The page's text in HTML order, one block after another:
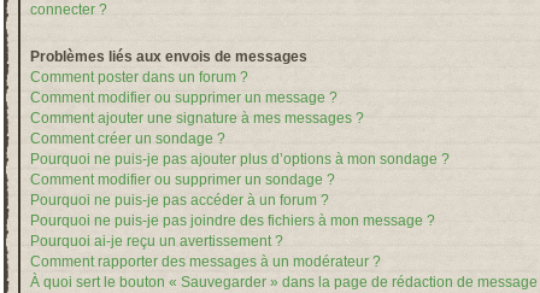
connecter ?
Problèmes liés aux envois de messages
Comment poster dans un forum ?
Comment modifier ou supprimer un message ?
Comment ajouter une signature à mes messages ?
Comment créer un sondage ?
Pourquoi ne puis-je pas ajouter plus d’options à mon sondage ?
Comment modifier ou supprimer un sondage ?
Pourquoi ne puis-je pas accéder à un forum ?
Pourquoi ne puis-je pas joindre des fichiers à mon message ?
Pourquoi ai-je reçu un avertissement ?
Comment rapporter des messages à un modérateur ?
À quoi sert le bouton « Sauvegarder » dans la page de rédaction de message